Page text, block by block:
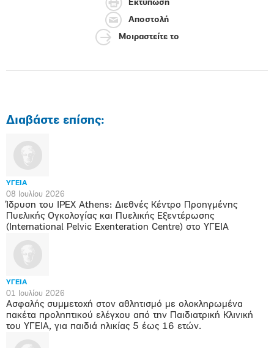
Εκτύπωση
Αποστολή
Μοιραστείτε το
Διαβάστε επίσης:
ΥΓΕΙΑ
08 Ιουλίου 2026
Ίδρυση του IPEX Athens: Διεθνές Κέντρο Προηγμένης
Πυελικής Ογκολογίας και Πυελικής Εξεντέρωσης
(International Pelvic Exenteration Centre) στο ΥΓΕΙΑ
ΥΓΕΙΑ
01 Ιουλίου 2026
Ασφαλής συμμετοχή στον αθλητισμό με ολοκληρωμένα
πακέτα προληπτικού ελέγχου από την Παιδιατρική Κλινική
του ΥΓΕΙΑ, για παιδιά ηλικίας 5 έως 16 ετών.